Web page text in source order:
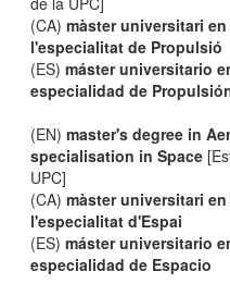
(CA)màster universitari
l'especialitat de Propulsió
(ES)máster universitario
especialidad de
(EN)master's degree in
specialisation in Space
UPC]
(CA)màster universitari
l'especialitat d'Espai
(ES)máster universitario
especialidad de Espacio